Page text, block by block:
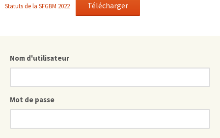
Statuts de la SFGBM 2022 Télécharger
Nom d'utilisateur
Mot de passe